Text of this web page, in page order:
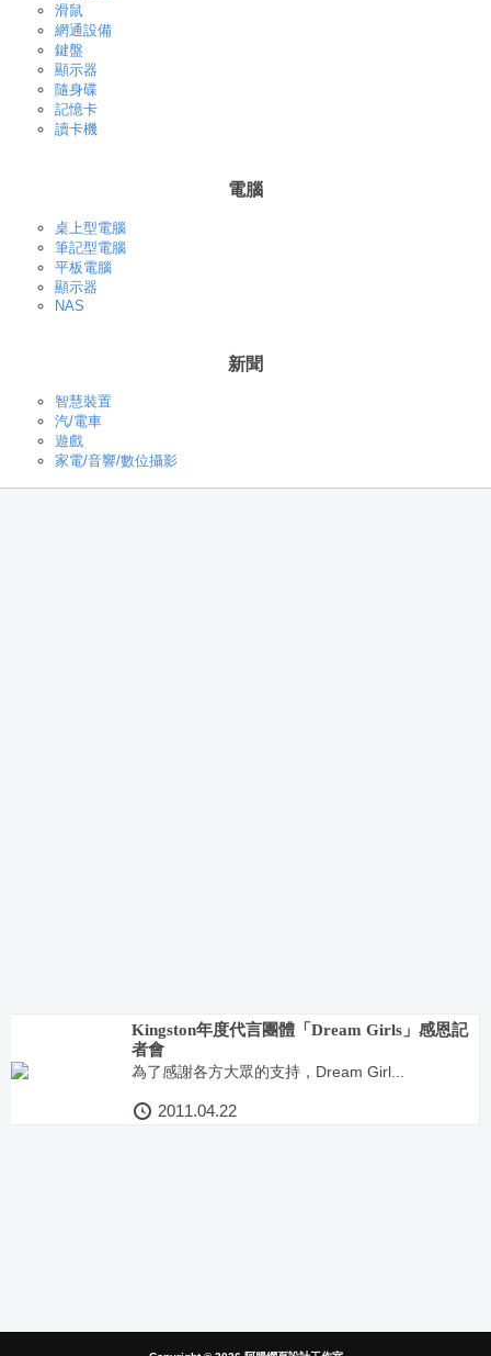
滑鼠
網通設備
鍵盤
顯示器
隨身碟
記憶卡
讀卡機
電腦
桌上型電腦
筆記型電腦
平板電腦
顯示器
NAS
新聞
智慧裝置
汽/電車
遊戲
家電/音響/數位攝影
Kingston年度代言團體「Dream Girls」感恩記
者會
為了感謝各方大眾的支持，Dream Girl...
2011.04.22